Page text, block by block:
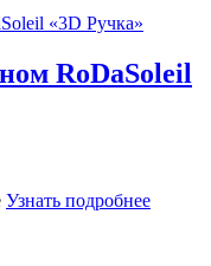
RoDaSoleil
Узнать подробнее